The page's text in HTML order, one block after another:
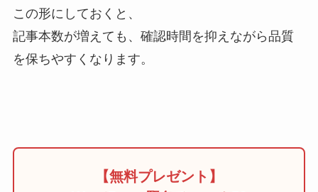
この形にしておくと、
記事本数が増えても、確認時間を抑えながら品質
を保ちやすくなります。
【無料プレゼント】